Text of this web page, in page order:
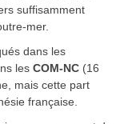
suffisamment
mer.
dans les
les COM-NC (16
mais cette part
française.